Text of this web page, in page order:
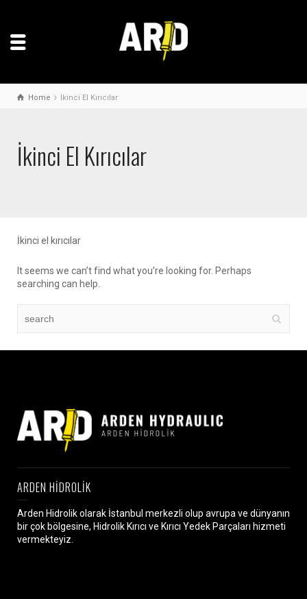
Home İkinci El Kırıcılar
İkinci El Kırıcılar
İkinci el kırıcılar
It seems we can’t find what you’re looking for. Perhaps
searching can help.
ARDEN HİDROLİK
Arden Hidrolik olarak İstanbul merkezli olup avrupa ve dünyanın
bir çok bölgesine, Hidrolik Kırıcı ve Kırıcı Yedek Parçaları hizmeti
vermekteyiz.